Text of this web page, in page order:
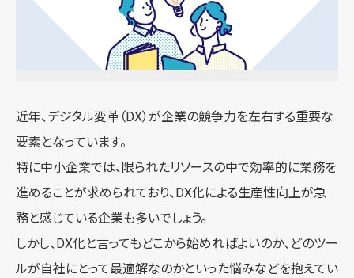
近年、デジタル変革（DX）が企業の競争力を左右する重要な
要素となっています。
特に中小企業では、限られたリソースの中で効率的に業務を
進めることが求められており、DX化による生産性向上が急
務と感じている企業も多いでしょう。
しかし、DX化と言ってもどこから始めればよいのか、どのツー
ルが自社にとって最適解なのかといった悩みなどを抱えてい